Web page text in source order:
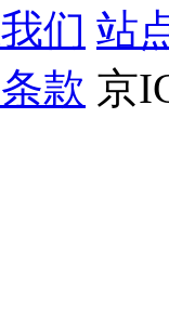
们 站
款 京